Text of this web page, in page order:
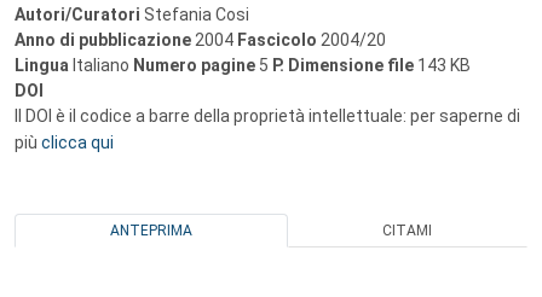
Autori/Curatori Stefania Cosi
Anno di pubblicazione 2004 Fascicolo 2004/20
Lingua Italiano Numero pagine 5 P. Dimensione file 143 KB
DOI
Il DOI è il codice a barre della proprietà intellettuale: per saperne di
più clicca qui
ANTEPRIMA CITAMI